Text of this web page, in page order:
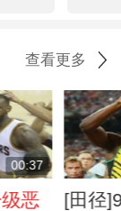
查看更多
00:37
恶
[田径